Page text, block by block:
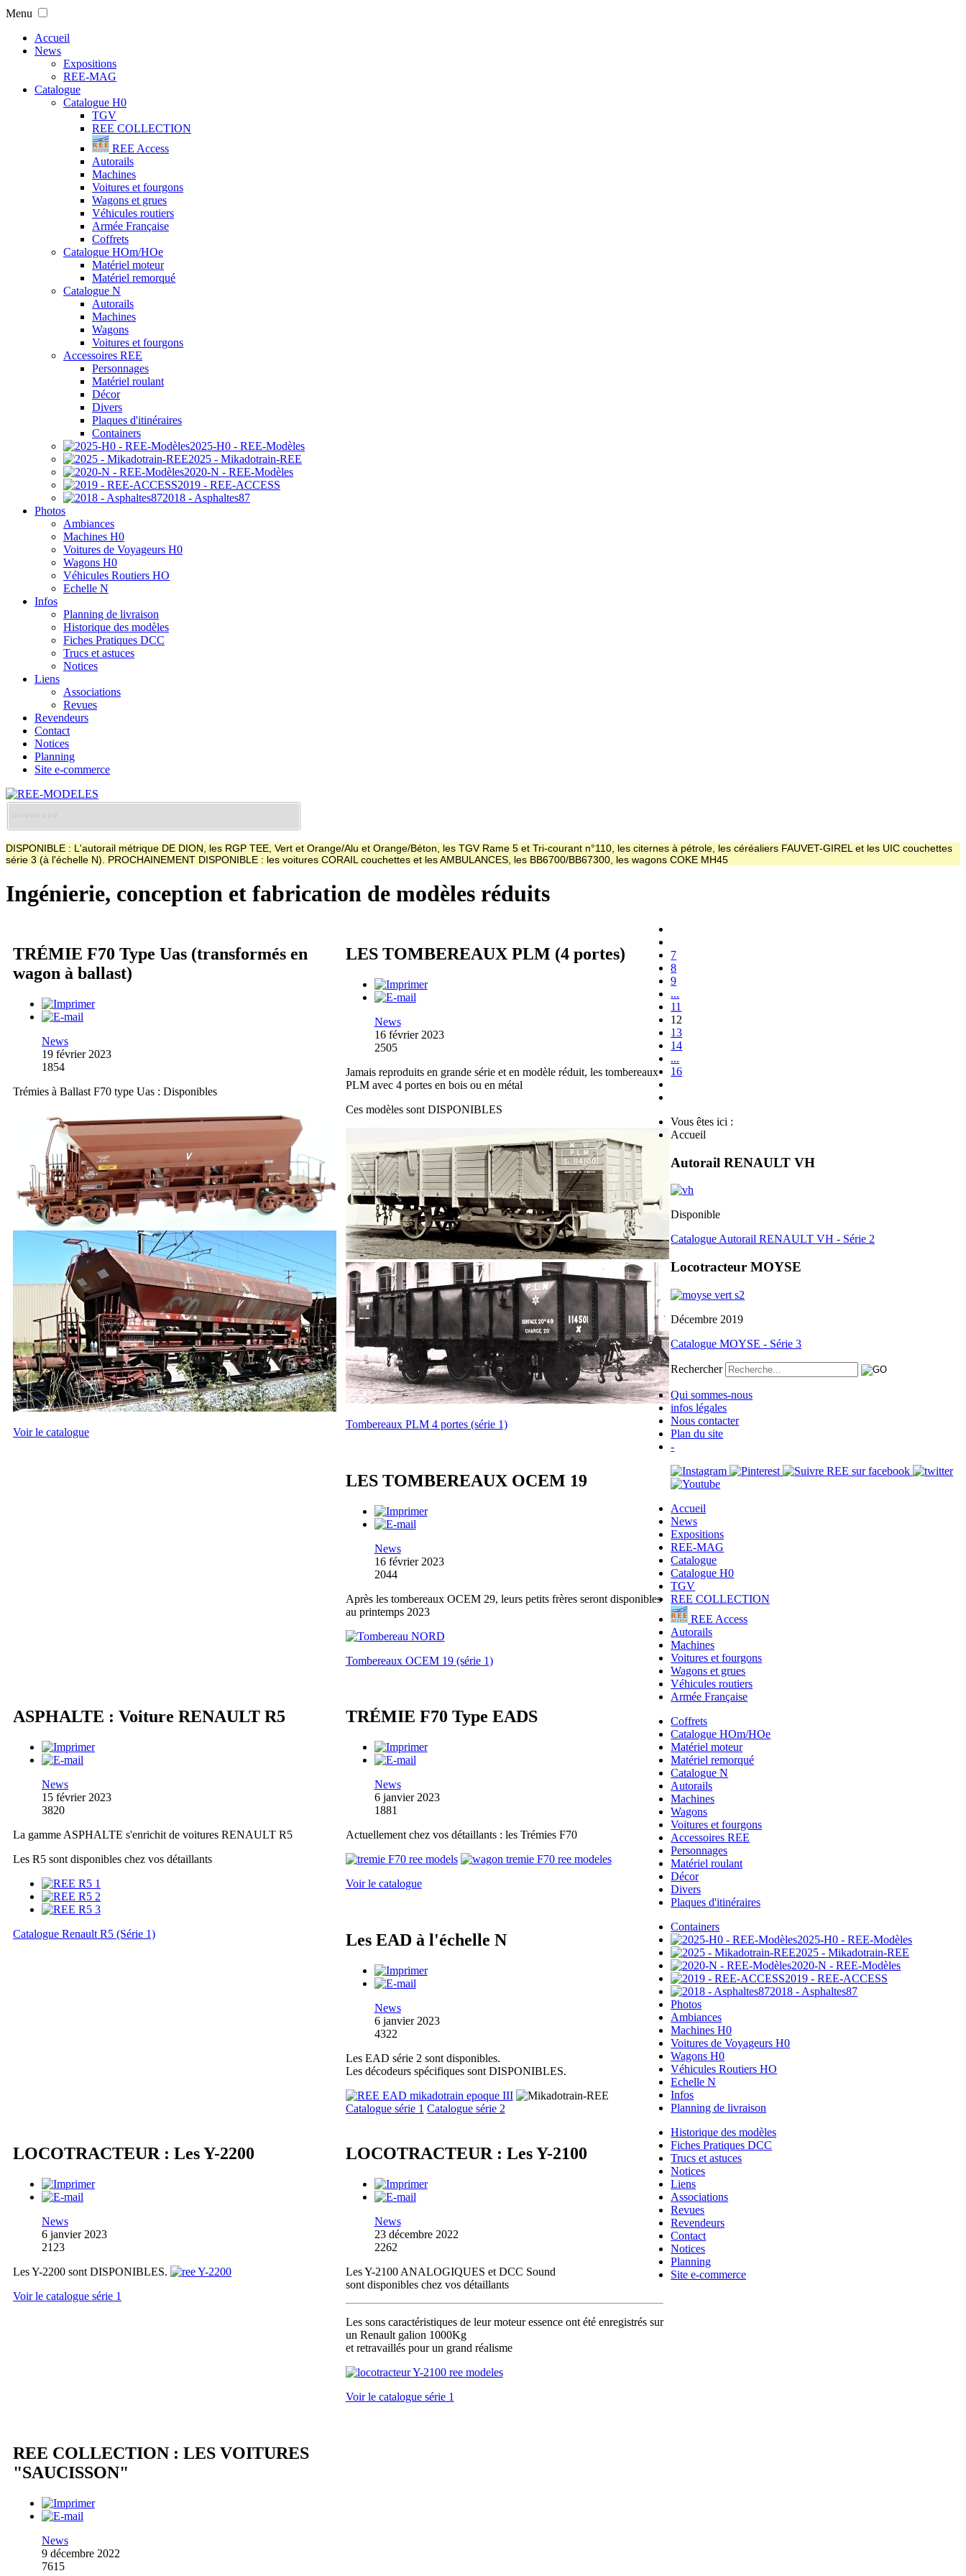
Menu
Accueil
News
Expositions
REE-MAG
Catalogue
Catalogue H0
TGV
REE COLLECTION
REE Access
Autorails
Machines
Voitures et fourgons
Wagons et grues
Véhicules routiers
Armée Française
Coffrets
Catalogue HOm/HOe
Matériel moteur
Matériel remorqué
Catalogue N
Autorails
Machines
Wagons
Voitures et fourgons
Accessoires REE
Personnages
Matériel roulant
Décor
Divers
Plaques d'itinéraires
Containers
2025-H0 - REE-Modèles
2025 - Mikadotrain-REE
2020-N - REE-Modèles
2019 - REE-ACCESS
2018 - Asphaltes87
Photos
Ambiances
Machines H0
Voitures de Voyageurs H0
Wagons H0
Véhicules Routiers HO
Echelle N
Infos
Planning de livraison
Historique des modèles
Fiches Pratiques DCC
Trucs et astuces
Notices
Liens
Associations
Revues
Revendeurs
Contact
Notices
Planning
Site e-commerce
DISPONIBLE : L'autorail métrique DE DION, les RGP TEE, Vert et Orange/Alu et Orange/Béton, les TGV Rame 5 et Tri-courant n°110, les citernes à pétrole, les céréaliers FAUVET-GIREL et les UIC couchettes
série 3 (à l'échelle N). PROCHAINEMENT DISPONIBLE : les voitures CORAIL couchettes et les AMBULANCES, les BB6700/BB67300, les wagons COKE MH45
Ingénierie, conception et fabrication de modèles réduits
TRÉMIE F70 Type Uas (transformés en
wagon à ballast)
News
19 février 2023
1854
Trémies à Ballast F70 type Uas : Disponibles
Voir le catalogue
LES TOMBEREAUX PLM (4 portes)
News
16 février 2023
2505
Jamais reproduits en grande série et en modèle réduit, les tombereaux
PLM avec 4 portes en bois ou en métal
Ces modèles sont DISPONIBLES
Tombereaux PLM 4 portes (série 1)
LES TOMBEREAUX OCEM 19
News
16 février 2023
2044
Après les tombereaux OCEM 29, leurs petits frères seront disponibles
au printemps 2023
Tombereaux OCEM 19 (série 1)
ASPHALTE : Voiture RENAULT R5
News
15 février 2023
3820
La gamme ASPHALTE s'enrichit de voitures RENAULT R5
Les R5 sont disponibles chez vos détaillants
Catalogue Renault R5 (Série 1)
TRÉMIE F70 Type EADS
News
6 janvier 2023
1881
Actuellement chez vos détaillants : les Trémies F70
Voir le catalogue
Les EAD à l'échelle N
News
6 janvier 2023
4322
Les EAD série 2 sont disponibles.
Les décodeurs spécifiques sont DISPONIBLES.
Catalogue série 1 Catalogue série 2
LOCOTRACTEUR : Les Y-2200
News
6 janvier 2023
2123
Les Y-2200 sont DISPONIBLES.
Voir le catalogue série 1
LOCOTRACTEUR : Les Y-2100
News
23 décembre 2022
2262
Les Y-2100 ANALOGIQUES et DCC Sound
sont disponibles chez vos détaillants
Les sons caractéristiques de leur moteur essence ont été enregistrés sur
un Renault galion 1000Kg
et retravaillés pour un grand réalisme
Voir le catalogue série 1
REE COLLECTION : LES VOITURES
"SAUCISSON"
News
9 décembre 2022
7615
7
8
9
...
11
12
13
14
...
16
Vous êtes ici :
Accueil
Autorail RENAULT VH
Disponible
Catalogue Autorail RENAULT VH - Série 2
Locotracteur MOYSE
Décembre 2019
Catalogue MOYSE - Série 3
Rechercher
Qui sommes-nous
infos légales
Nous contacter
Plan du site
-
Accueil
News
Expositions
REE-MAG
Catalogue
Catalogue H0
TGV
REE COLLECTION
REE Access
Autorails
Machines
Voitures et fourgons
Wagons et grues
Véhicules routiers
Armée Française
Coffrets
Catalogue HOm/HOe
Matériel moteur
Matériel remorqué
Catalogue N
Autorails
Machines
Wagons
Voitures et fourgons
Accessoires REE
Personnages
Matériel roulant
Décor
Divers
Plaques d'itinéraires
Containers
2025-H0 - REE-Modèles
2025 - Mikadotrain-REE
2020-N - REE-Modèles
2019 - REE-ACCESS
2018 - Asphaltes87
Photos
Ambiances
Machines H0
Voitures de Voyageurs H0
Wagons H0
Véhicules Routiers HO
Echelle N
Infos
Planning de livraison
Historique des modèles
Fiches Pratiques DCC
Trucs et astuces
Notices
Liens
Associations
Revues
Revendeurs
Contact
Notices
Planning
Site e-commerce